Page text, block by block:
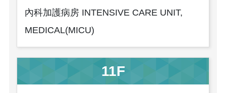
內科加護病房 INTENSIVE CARE UNIT,
MEDICAL(MICU)
11F